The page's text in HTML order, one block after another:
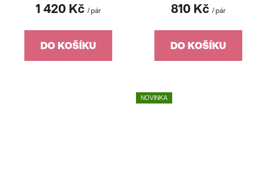
1 420 Kč / pár
DO KOŠÍKU
810 Kč / pár
DO KOŠÍKU
NOVINKA